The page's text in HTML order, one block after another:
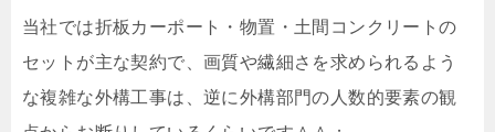
当社では折板カーポート・物置・土間コンクリートの
セットが主な契約で、画質や繊細さを求められるよう
な複雑な外構工事は、逆に外構部門の人数的要素の観